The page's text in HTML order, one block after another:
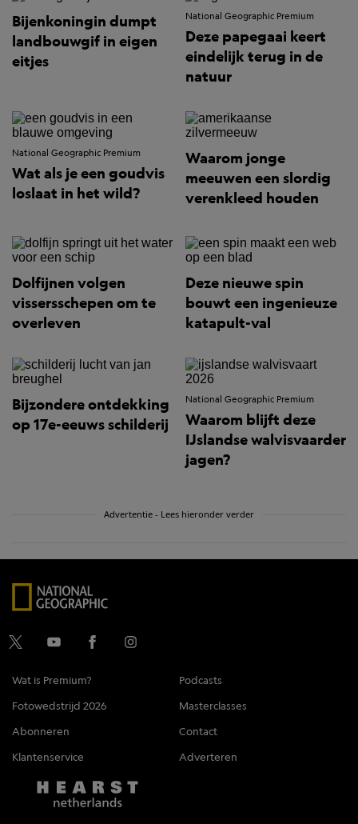
Bijenkoningin dumpt
landbouwgif in eigen
eitjes
National Geographic Premium
Deze papegaai keert
eindelijk terug in de
natuur
National Geographic Premium
Wat als je een goudvis
loslaat in het wild?
Waarom jonge
meeuwen een slordig
verenkleed houden
Dolfijnen volgen
vissersschepen om te
overleven
Deze nieuwe spin
bouwt een ingenieuze
katapult-val
Bijzondere ontdekking
op 17e-eeuws schilderij
National Geographic Premium
Waarom blijft deze
IJslandse walvisvaarder
jagen?
Advertentie - Lees hieronder verder
Wat is Premium?
Podcasts
Fotowedstrijd 2026
Masterclasses
Abonneren
Contact
Klantenservice
Adverteren